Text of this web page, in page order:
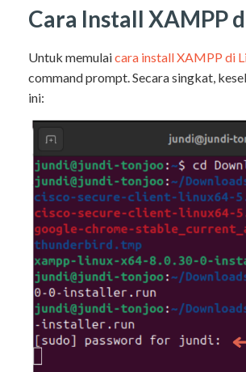
Cara Install XAMPP
Untuk memulaicara install XAMPP di
command prompt. Secara singkat,
ini: